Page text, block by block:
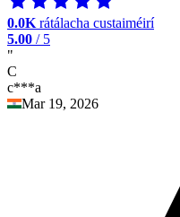
0.0K rátálacha custaiméirí
5.00 / 5
"
C
c***a
Mar 19, 2026